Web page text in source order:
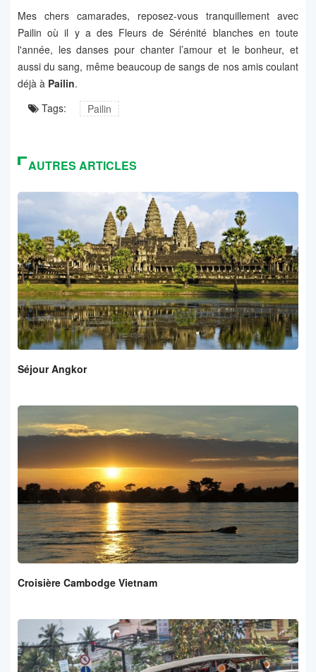
Mes chers camarades, reposez-vous tranquillement avec
Pailin où il y a des Fleurs de Sérénité blanches en toute
l'année, les danses pour chanter l’amour et le bonheur, et
aussi du sang, même beaucoup de sangs de nos amis coulant
déjà à Pailin.
Tags:
Pailin
AUTRES ARTICLES
Séjour Angkor
Croisière Cambodge Vietnam